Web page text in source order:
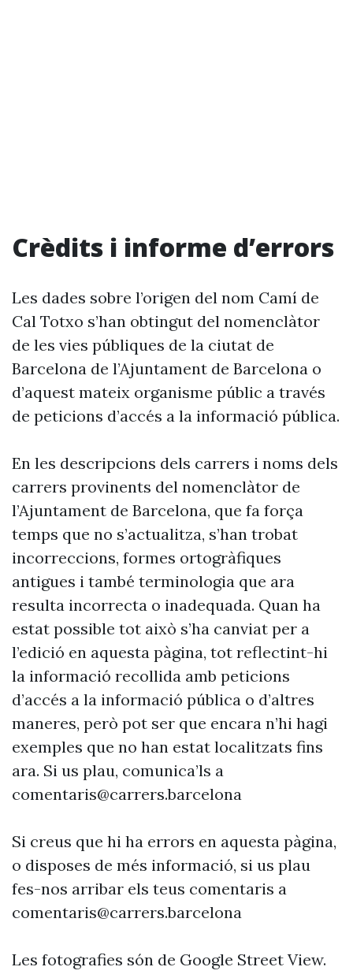
Crèdits i informe d’errors
Les dades sobre l’origen del nom Camí de
Cal Totxo s’han obtingut del nomenclàtor
de les vies públiques de la ciutat de
Barcelona de l’Ajuntament de Barcelona o
d’aquest mateix organisme públic a través
de peticions d’accés a la informació pública.
En les descripcions dels carrers i noms dels
carrers provinents del nomenclàtor de
l’Ajuntament de Barcelona, que fa força
temps que no s’actualitza, s’han trobat
incorreccions, formes ortogràfiques
antigues i també terminologia que ara
resulta incorrecta o inadequada. Quan ha
estat possible tot això s’ha canviat per a
l’edició en aquesta pàgina, tot reflectint-hi
la informació recollida amb peticions
d’accés a la informació pública o d’altres
maneres, però pot ser que encara n’hi hagi
exemples que no han estat localitzats fins
ara. Si us plau, comunica’ls a
comentaris@carrers.barcelona
Si creus que hi ha errors en aquesta pàgina,
o disposes de més informació, si us plau
fes-nos arribar els teus comentaris a
comentaris@carrers.barcelona
Les fotografies són de Google Street View.